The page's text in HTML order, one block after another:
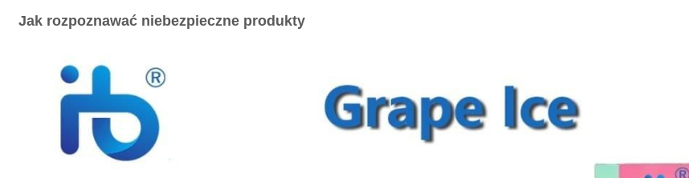
Jak rozpoznawać niebezpieczne produkty